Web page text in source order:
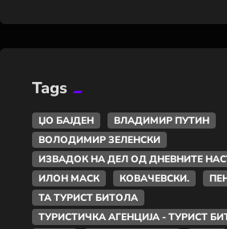
Tags
ЏО БАЈДЕН
ВЛАДИМИР ПУТИН
ВОЛОДИМИР ЗЕЛЕНСКИ
ИЗВАДОК НА ДЕЛ ОД ДНЕВНИТЕ
ИЛОН МАСК
КОВАЧЕВСКИ.
ТА ТУРИСТ БИТОЛА
ТУРИСТИЧКА АГЕНЦИЈА - ТУРИСТ